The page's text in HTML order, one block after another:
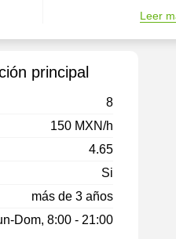
Leer
principal
8
150 MXN/h
4.65
Si
más de 3 años
Dom, 8:00 - 21:00